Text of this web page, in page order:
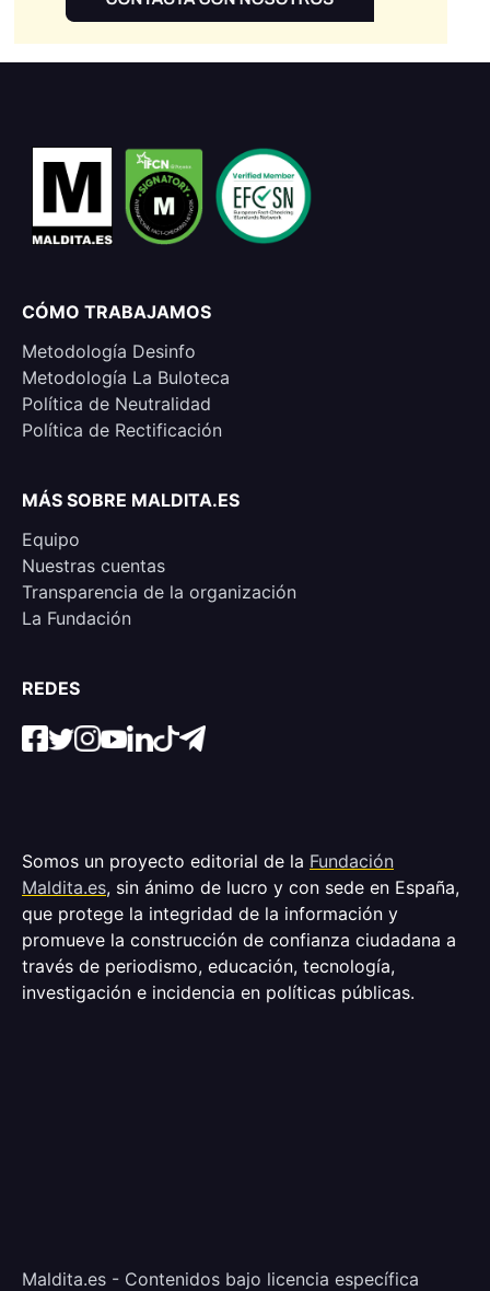
CÓMO TRABAJAMOS
Metodología Desinfo
Metodología La Buloteca
Política de Neutralidad
Política de Rectificación
MÁS SOBRE MALDITA.ES
Equipo
Nuestras cuentas
Transparencia de la organización
La Fundación
REDES
Somos un proyecto editorial de la Fundación
Maldita.es, sin ánimo de lucro y con sede en España,
que protege la integridad de la información y
promueve la construcción de confianza ciudadana a
través de periodismo, educación, tecnología,
investigación e incidencia en políticas públicas.
Maldita.es - Contenidos bajo licencia específica